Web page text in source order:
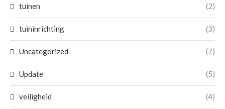
tuinen (2)
tuininrichting (3)
Uncategorized (7)
Update (5)
veiligheid (4)